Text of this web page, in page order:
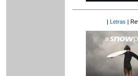
| Letras |